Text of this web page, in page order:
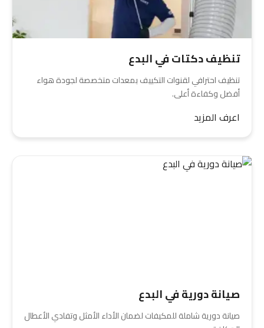
تنظيف دكتات في البدع
تنظيف احترافي لقنوات التكييف بمعدات متخصصة لجودة هواء
أفضل وكفاءة أعلى.
اعرف المزيد
صيانة دورية في البدع
صيانة دورية شاملة للمكيفات لضمان الأداء الأمثل وتفادي الأعطال